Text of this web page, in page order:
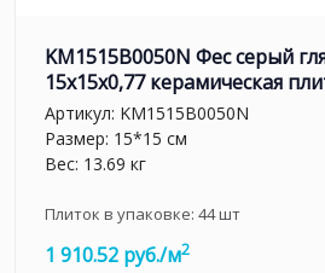
KM1515B0050N Фес серый
15x15x0,77 керамическая
Артикул: KM1515B0050N
Размер: 15*15 см
Вес: 13.69 кг
Плиток в упаковке: 44шт
1 910.52 руб./м2